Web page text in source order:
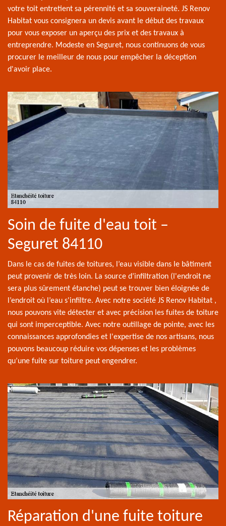
votre toit entretient sa pérennité et sa souveraineté. JS Renov
Habitat vous consignera un devis avant le début des travaux
pour vous exposer un aperçu des prix et des travaux à
entreprendre. Modeste en Seguret, nous continuons de vous
procurer le meilleur de nous pour empêcher la déception
d'avoir place.
Soin de fuite d'eau toit –
Seguret 84110
Dans le cas de fuites de toitures, l’eau visible dans le bâtiment
peut provenir de très loin. La source d’infiltration (l'endroit ne
sera plus sûrement étanche) peut se trouver bien éloignée de
l’endroit où l’eau s'infiltre. Avec notre société JS Renov Habitat ,
nous pouvons vite détecter et avec précision les fuites de toiture
qui sont imperceptible. Avec notre outillage de pointe, avec les
connaissances approfondies et l'expertise de nos artisans, nous
pouvons beaucoup réduire vos dépenses et les problèmes
qu’une fuite sur toiture peut engendrer.
Réparation d'une fuite toiture